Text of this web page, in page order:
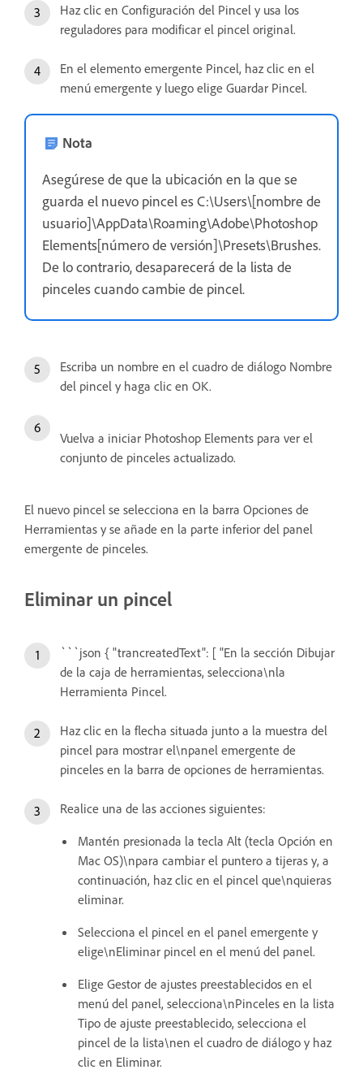
Haz clic en Configuración del Pincel y usa los
reguladores para modificar el pincel original.
En el elemento emergente Pincel, haz clic en el
menú emergente y luego elige Guardar Pincel.
Nota
Asegúrese de que la ubicación en la que se
guarda el nuevo pincel es C:\Users\[nombre de
usuario]\AppData\Roaming\Adobe\Photoshop
Elements[número de versión]\Presets\Brushes.
De lo contrario, desaparecerá de la lista de
pinceles cuando cambie de pincel.
Escriba un nombre en el cuadro de diálogo Nombre
del pincel y haga clic en OK.
Vuelva a iniciar Photoshop Elements para ver el
conjunto de pinceles actualizado.
El nuevo pincel se selecciona en la barra Opciones de
Herramientas y se añade en la parte inferior del panel
emergente de pinceles.
Eliminar un pincel
```json { "trancreatedText": [ "En la sección Dibujar
de la caja de herramientas, selecciona\nla
Herramienta Pincel.
Haz clic en la flecha situada junto a la muestra del
pincel para mostrar el\npanel emergente de
pinceles en la barra de opciones de herramientas.
Realice una de las acciones siguientes:
Mantén presionada la tecla Alt (tecla Opción en
Mac OS)\npara cambiar el puntero a tijeras y, a
continuación, haz clic en el pincel que\nquieras
eliminar.
Selecciona el pincel en el panel emergente y
elige\nEliminar pincel en el menú del panel.
Elige Gestor de ajustes preestablecidos en el
menú del panel, selecciona\nPinceles en la lista
Tipo de ajuste preestablecido, selecciona el
pincel de la lista\nen el cuadro de diálogo y haz
clic en Eliminar.